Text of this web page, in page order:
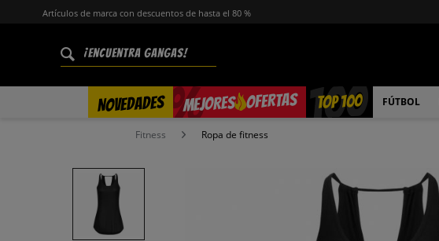
Artículos de marca con descuentos de hasta el 80 %
NOVEDADES MEJORES OFERTAS
% TOP 100 FÚTBOL
Fitness Ropa de fitness